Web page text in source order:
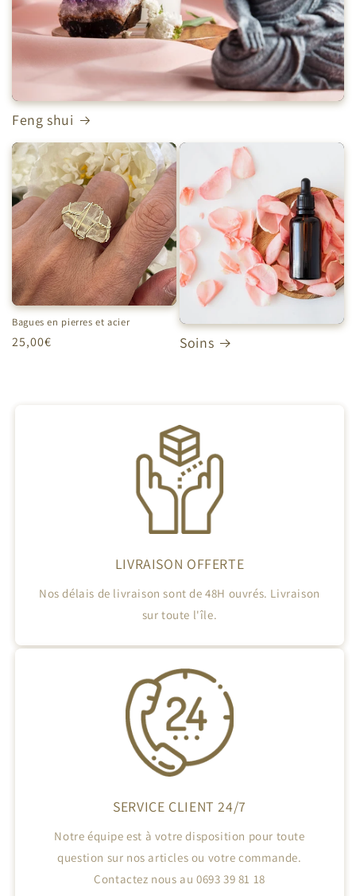
Feng shui
Bagues en pierres et acier
Prix
25,00€ Soins
LIVRAISON OFFERTE
Nos délais de livraison sont de 48H ouvrés. Livraison
sur toute l'île.
SERVICE CLIENT 24/7
Notre équipe est à votre disposition pour toute
question sur nos articles ou votre commande.
Contactez nous au 0693 39 81 18